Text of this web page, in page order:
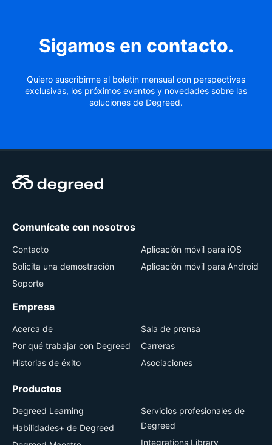
Sigamos en contacto.
Quiero suscribirme al boletín mensual con perspectivas
exclusivas, los próximos eventos y novedades sobre las
soluciones de Degreed.
Comunícate con nosotros
Contacto
Solicita una demostración
Soporte
Aplicación móvil para iOS
Aplicación móvil para Android
Empresa
Acerca de
Por qué trabajar con Degreed
Historias de éxito
Sala de prensa
Carreras
Asociaciones
Productos
Degreed Learning
Habilidades+ de Degreed
Servicios profesionales de
Degreed
Integrations Library